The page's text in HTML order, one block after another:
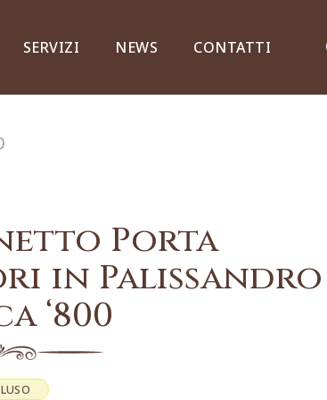
SERVIZI NEWS CONTATTI
Porta
in Palissandro
‘800